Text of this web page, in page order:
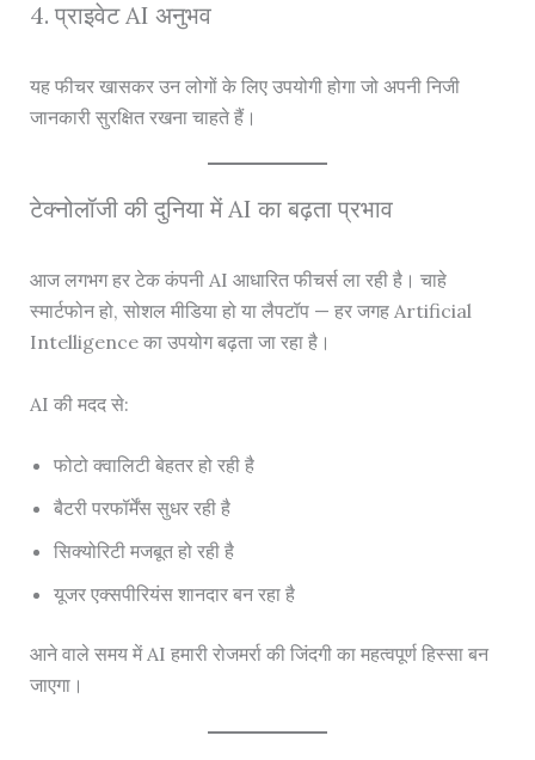
4. प्राइवेट AI अनुभव
यह फीचर खासकर उन लोगों के लिए उपयोगी होगा जो अपनी निजी
जानकारी सुरक्षित रखना चाहते हैं।
टेक्नोलॉजी की दुनिया में AI का बढ़ता प्रभाव
आज लगभग हर टेक कंपनी AI आधारित फीचर्स ला रही है। चाहे
स्मार्टफोन हो, सोशल मीडिया हो या लैपटॉप — हर जगह Artificial
Intelligence का उपयोग बढ़ता जा रहा है।
AI की मदद से:
फोटो क्वालिटी बेहतर हो रही है
बैटरी परफॉर्मेंस सुधर रही है
सिक्योरिटी मजबूत हो रही है
यूजर एक्सपीरियंस शानदार बन रहा है
आने वाले समय में AI हमारी रोजमर्रा की जिंदगी का महत्वपूर्ण हिस्सा बन
जाएगा।